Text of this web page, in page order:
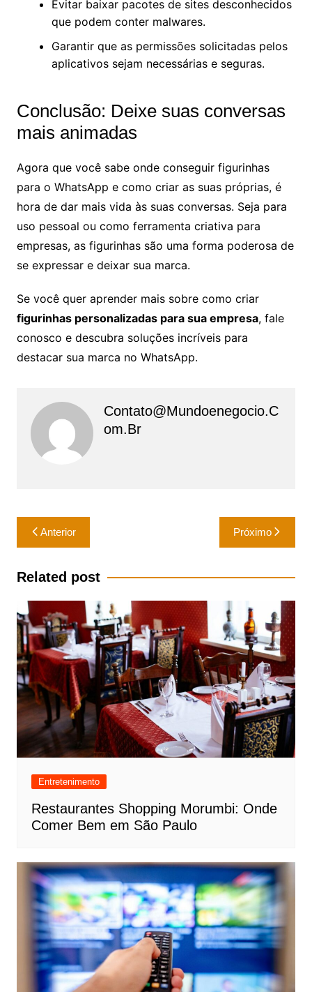
Evitar baixar pacotes de sites desconhecidos
que podem conter malwares.
Garantir que as permissões solicitadas pelos
aplicativos sejam necessárias e seguras.
Conclusão: Deixe suas conversas
mais animadas
Agora que você sabe onde conseguir figurinhas
para o WhatsApp e como criar as suas próprias, é
hora de dar mais vida às suas conversas. Seja para
uso pessoal ou como ferramenta criativa para
empresas, as figurinhas são uma forma poderosa de
se expressar e deixar sua marca.
Se você quer aprender mais sobre como criar
figurinhas personalizadas para sua empresa, fale
conosco e descubra soluções incríveis para
destacar sua marca no WhatsApp.
Contato@mundoenegocio.c
Om.br
Navegação
de
Post
Anterior Próximo
Related post
Entretenimento
Restaurantes Shopping Morumbi: Onde
Comer Bem em São Paulo